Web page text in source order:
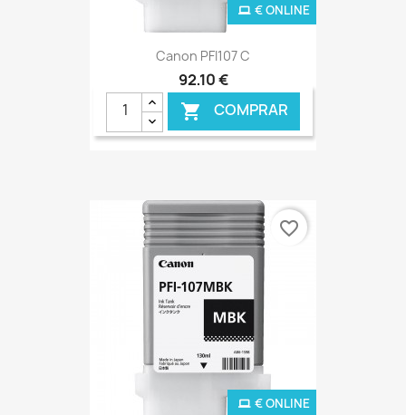
Canon PFI107 C
92,10 €
 COMPRAR
€ ONLINE
€ ONLINE
favorite_border